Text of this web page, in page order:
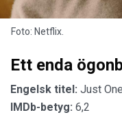
Foto: Netflix.
Ett enda
Engelsk titel: Just
IMDb-betyg: 6,2